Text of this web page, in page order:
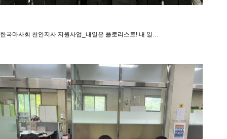
한국마사회 천안지사 지원사업_내일은 플로리스트! 내 일…